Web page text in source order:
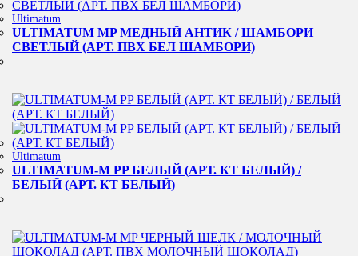
Ultimatum
ULTIMATUM MP МЕДНЫЙ АНТИК / ШАМБОРИ
СВЕТЛЫЙ (АРТ. ПВХ БЕЛ ШАМБОРИ)
Ultimatum
ULTIMATUM-M PP БЕЛЫЙ (АРТ. КТ БЕЛЫЙ) /
БЕЛЫЙ (АРТ. КТ БЕЛЫЙ)